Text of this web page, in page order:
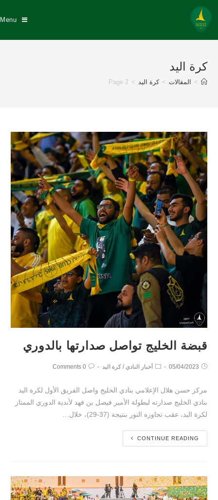
Menu
كرة اليد
> المقالات > كرة اليد >
Page 2
قبضة الخليج تواصل صدارتها بالدوري
05/04/2023 أخبار النادي / كرة اليد 0 Comments
مركز حسن هلال الإعلامي بنادي الخليج واصل الفريق الأول لكرة اليد
بنادي الخليج صدارته لبطولة الأمير فيصل بن فهد لأندية الدوري الممتاز
لكرة اليد، عقب تجاوزه النور بنتيجة (37-29)، خلال…
CONTINUE READING